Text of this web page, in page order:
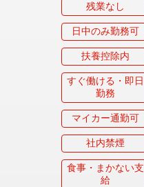
残業なし
日中のみ勤務可
扶養控除内
すぐ働ける・即日
勤務
マイカー通勤可
社内禁煙
食事・まかない支
給